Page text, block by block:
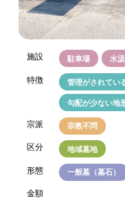
施設 駐車場 水
特徴 管理がされてい
勾配が少ない地
宗派 宗教不問
区分 地域墓地
形態 一般墓（墓石）
金額